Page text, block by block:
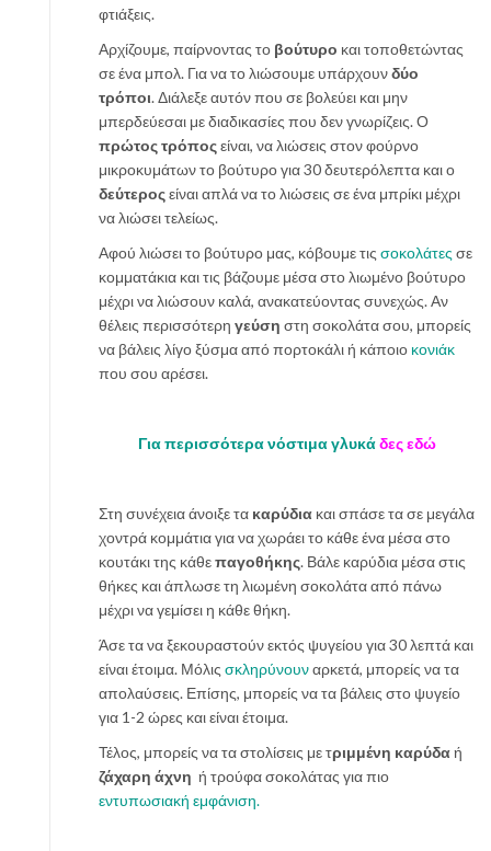
φτιάξεις.
Αρχίζουμε, παίρνοντας το βούτυρο και τοποθετώντας
σε ένα μπολ. Για να το λιώσουμε υπάρχουνδύο
τρόποι. Διάλεξε αυτόν που σε βολεύει και μην
μπερδεύεσαι με διαδικασίες που δεν γνωρίζεις. Ο
πρώτος τρόποςείναι, να λιώσεις στον φούρνο
μικροκυμάτων το βούτυρο για 30 δευτερόλεπτα και ο
δεύτεροςείναι απλά να το λιώσεις σε ένα μπρίκι μέχρι
να λιώσει τελείως.
Αφού λιώσει το βούτυρο μας, κόβουμε τις σοκολάτες σε
κομματάκια και τις βάζουμε μέσα στο λιωμένο βούτυρο
μέχρι να λιώσουν καλά, ανακατεύοντας συνεχώς. Αν
θέλεις περισσότερη γεύση στη σοκολάτα σου, μπορείς
να βάλεις λίγο ξύσμα από πορτοκάλι ή κάποιο κονιάκ
που σου αρέσει.
Για περισσότερα νόστιμα γλυκάδες εδώ
Στη συνέχεια άνοιξε τα καρύδια και σπάσε τα σε μεγάλα
χοντρά κομμάτια για να χωράει το κάθε ένα μέσα στο
κουτάκι της κάθεπαγοθήκης. Βάλε καρύδια μέσα στις
θήκες και άπλωσε τη λιωμένη σοκολάτα από πάνω
μέχρι να γεμίσει η κάθε θήκη.
Άσε τα να ξεκουραστούν εκτός ψυγείου για 30 λεπτά και
είναι έτοιμα. Μόλις σκληρύνουναρκετά, μπορείς να τα
απολαύσεις. Επίσης, μπορείς να τα βάλεις στο ψυγείο
για 1-2 ώρες και είναι έτοιμα.
Τέλος, μπορείς να τα στολίσεις με τριμμένη καρύδαή
ζάχαρη άχνη ή τρούφα σοκολάτας για πιο
εντυπωσιακή εμφάνιση.